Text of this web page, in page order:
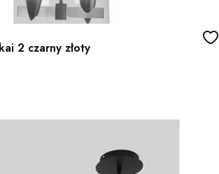
2 czarny złoty